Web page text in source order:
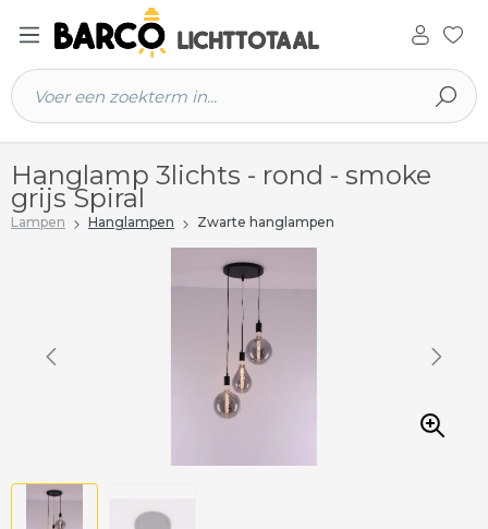
hoofdinhoud
Hanglamp 3lichts - rond - smoke
grijs Spiral
Lampen Hanglampen Zwarte hanglampen